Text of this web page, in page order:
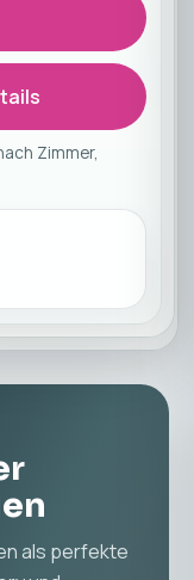
Zimmer,
als perfekte